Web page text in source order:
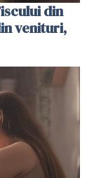
din
venituri,